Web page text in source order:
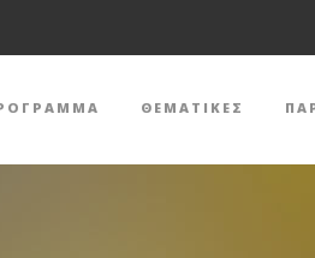
ΘΕΜΑΤΙΚΕΣ